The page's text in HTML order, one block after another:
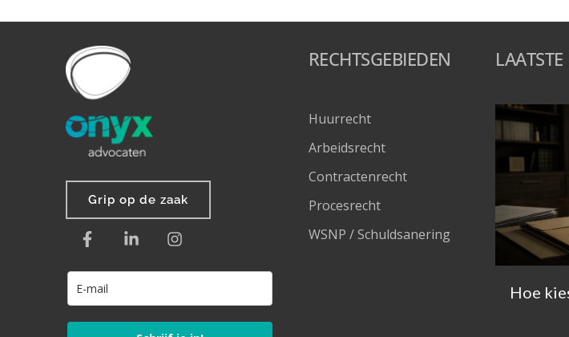
Grip op de zaak
RECHTSGEBIEDEN
Huurrecht
Arbeidsrecht
Contractenrecht
Procesrecht
WSNP / Schuldsanering
Hoe